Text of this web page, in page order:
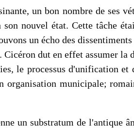
un bon nombre de ses
nouvel état. Cette tâche
un écho des dissen­timents
dut en effet assumer la
le processus d'unification
municipale;
un substratum de l'antique